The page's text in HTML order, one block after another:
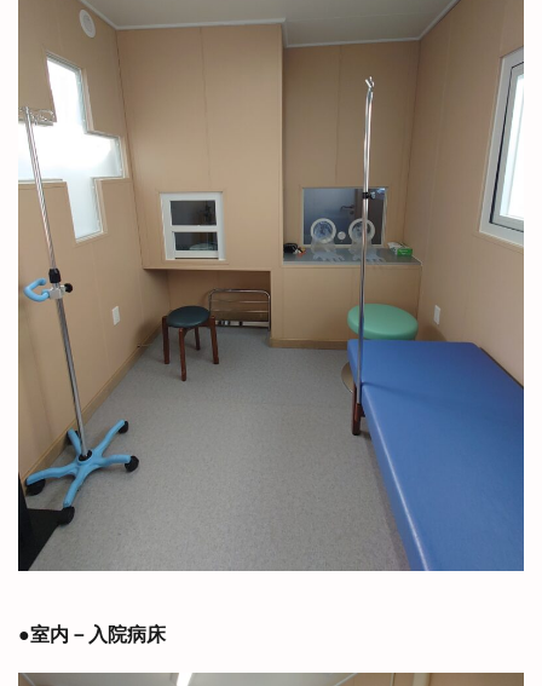
●室内－入院病床